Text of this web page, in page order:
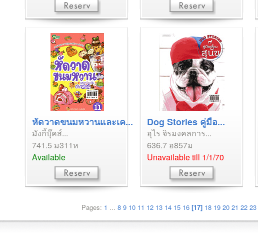
หัดวาดขนมหวานและเค...
มังกี้บุ๊คส์...
741.5 ม311ห
Available
Dog Stories คู่มือ...
อุไร จิรมงคลการ...
636.7 อ857ม
Unavailable till 1/1/70
Pages: 1 ... 8 9 10 11 12 13 14 15 16 [17] 18 19 20 21 22 23